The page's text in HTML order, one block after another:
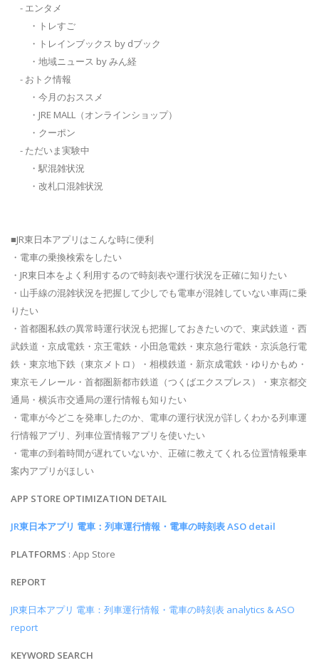
- エンタメ
・トレすご
・トレインブックス by dブック
・地域ニュース by みん経
- おトク情報
・今月のおススメ
・JRE MALL（オンラインショップ）
・クーポン
- ただいま実験中
・駅混雑状況
・改札口混雑状況
■JR東日本アプリはこんな時に便利
・電車の乗換検索をしたい
・JR東日本をよく利用するので時刻表や運行状況を正確に知りたい
・山手線の混雑状況を把握して少しでも電車が混雑していない車両に乗
りたい
・首都圏私鉄の異常時運行状況も把握しておきたいので、東武鉄道・西
武鉄道・京成電鉄・京王電鉄・小田急電鉄・東京急行電鉄・京浜急行電
鉄・東京地下鉄（東京メトロ）・相模鉄道・新京成電鉄・ゆりかもめ・
東京モノレール・首都圏新都市鉄道（つくばエクスプレス）・東京都交
通局・横浜市交通局の運行情報も知りたい
・電車が今どこを発車したのか、電車の運行状況が詳しくわかる列車運
行情報アプリ、列車位置情報アプリを使いたい
・電車の到着時間が遅れていないか、正確に教えてくれる位置情報乗車
案内アプリがほしい
APP STORE OPTIMIZATION DETAIL
JR東日本アプリ 電車：列車運行情報・電車の時刻表 ASO detail
PLATFORMS : App Store
REPORT
JR東日本アプリ 電車：列車運行情報・電車の時刻表 analytics & ASO
report
KEYWORD SEARCH